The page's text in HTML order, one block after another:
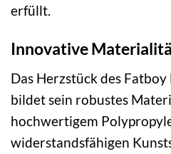
erfüllt.
Innovative
Das Herzstück des
bildet sein robustes
hochwertigem
widerstandsfähigen